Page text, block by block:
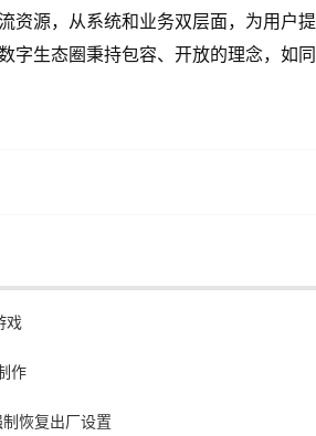
资源，从系统和业务双层面，为用户
字生态圈秉持包容、开放的理念，如
戏
作
恢复出厂设置